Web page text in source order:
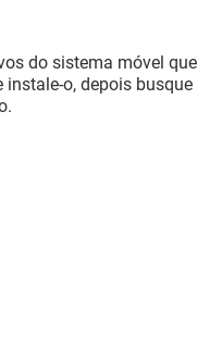
do sistema móvel que
instale-o, depois busque